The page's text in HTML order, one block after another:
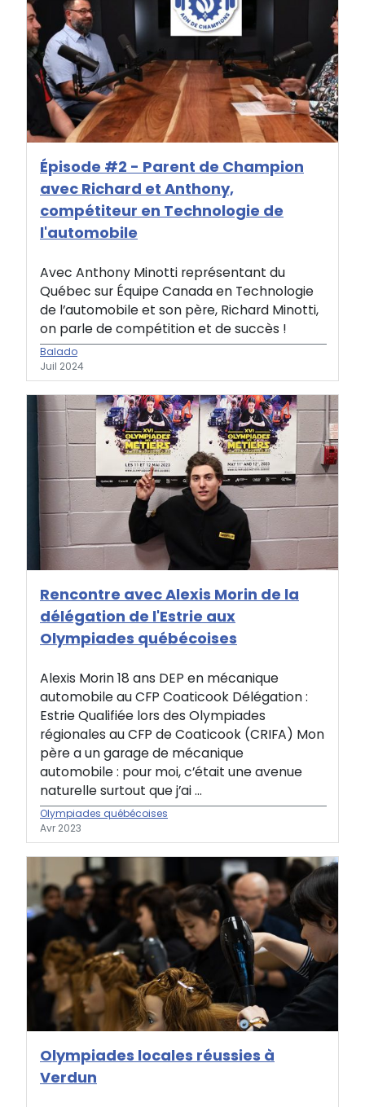
Épisode #2 - Parent de Champion
avec Richard et Anthony,
compétiteur en Technologie de
l'automobile
Avec Anthony Minotti représentant du
Québec sur Équipe Canada en Technologie
de l’automobile et son père, Richard Minotti,
on parle de compétition et de succès !
Balado
Juil 2024
Rencontre avec Alexis Morin de la
délégation de l'Estrie aux
Olympiades québécoises
Alexis Morin 18 ans DEP en mécanique
automobile au CFP Coaticook Délégation :
Estrie Qualifiée lors des Olympiades
régionales au CFP de Coaticook (CRIFA) Mon
père a un garage de mécanique
automobile : pour moi, c’était une avenue
naturelle surtout que j’ai ...
Olympiades québécoises
Avr 2023
Olympiades locales réussies à
Verdun